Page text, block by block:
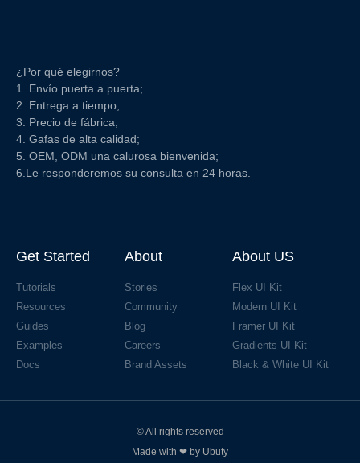
¿Por qué elegirnos?
1. Envío puerta a puerta;
2. Entrega a tiempo;
3. Precio de fábrica;
4. Gafas de alta calidad;
5. OEM, ODM una calurosa bienvenida;
6.Le responderemos su consulta en 24 horas.
Get Started
Tutorials
Resources
Guides
Examples
Docs
About
Stories
Community
Blog
Careers
Brand Assets
About US
Flex UI Kit
Modern UI Kit
Framer UI Kit
Gradients UI Kit
Black & White UI Kit
© All rights reserved
Made with ❤ by Ubuty